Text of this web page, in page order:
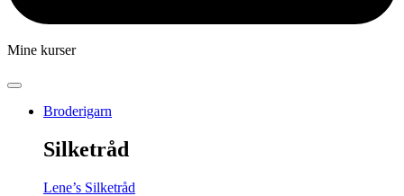
Mine kurser
Broderigarn
Silketråd
Lene’s Silketråd